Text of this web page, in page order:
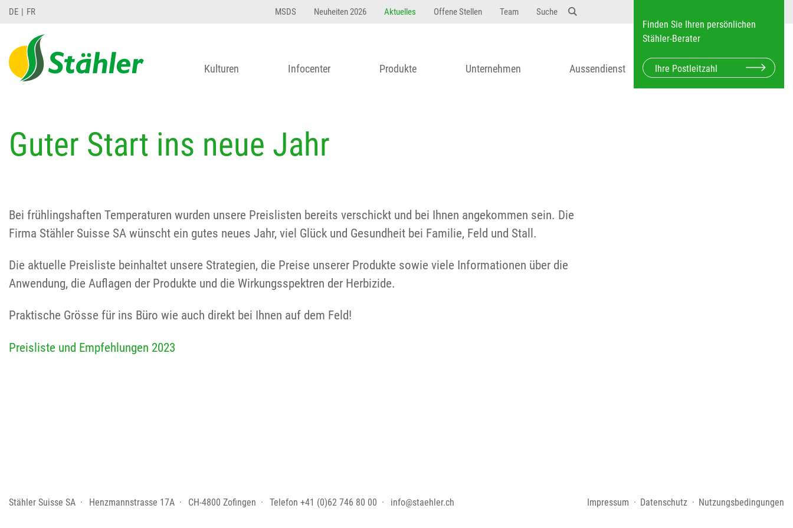
DE FR MSDS Neuheiten 2026 Aktuelles Offene Stellen Team Suche
Finden Sie Ihren persönlichen
Stähler-Berater
Kulturen Infocenter Produkte Unternehmen Aussendienst
Guter Start ins neue Jahr
Bei frühlingshaften Temperaturen wurden unsere Preislisten bereits verschickt und bei Ihnen angekommen sein. Die
Firma Stähler Suisse SA wünscht ein gutes neues Jahr, viel Glück und Gesundheit bei Familie, Feld und Stall.
Die aktuelle Preisliste beinhaltet unsere Strategien, die Preise unserer Produkte sowie viele Informationen über die
Anwendung, die Auflagen der Produkte und die Wirkungsspektren der Herbizide.
Praktische Grösse für ins Büro wie auch direkt bei Ihnen auf dem Feld!
Preisliste und Empfehlungen 2023
Stähler Suisse SA Henzmannstrasse 17A CH-4800 Zofingen Telefon +41 (0)62 746 80 00 info@staehler.ch Impressum Datenschutz Nutzungsbedingungen